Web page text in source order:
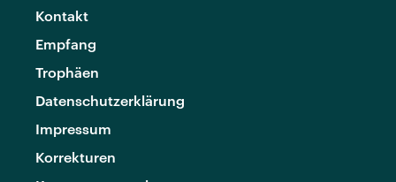
Kontakt
Empfang
Trophäen
Datenschutzerklärung
Impressum
Korrekturen